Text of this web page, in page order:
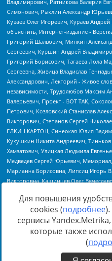
Источник:https://
inostrannyih-agentov-22-03-
Для повышения
cookies (подробнее
сервисы
которые также
(